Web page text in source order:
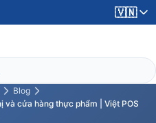
🇻🇳
Blog
và cửa hàng thực phẩm | Việt POS